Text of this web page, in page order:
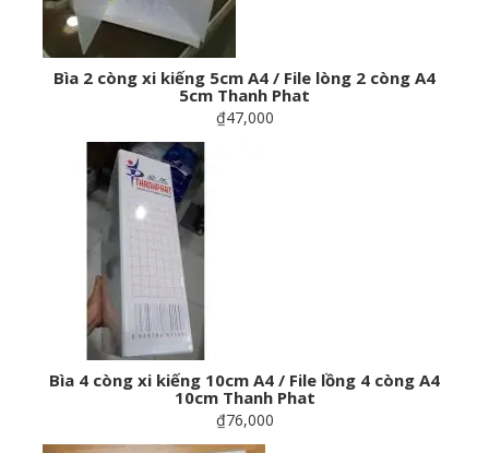
Bìa 2 còng xi kiếng 5cm A4 / File lòng 2 còng A4
5cm Thanh Phat
₫47,000
Bìa 4 còng xi kiếng 10cm A4 / File lồng 4 còng A4
10cm Thanh Phat
₫76,000